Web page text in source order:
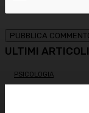
ULTIMI ARTICOLI
PSICOLOGIA